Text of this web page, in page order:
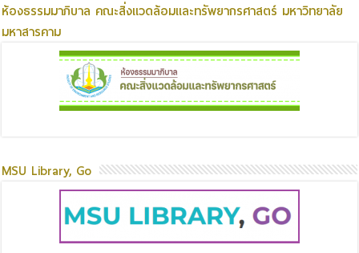
ห้องธรรมมาภิบาล คณะสิ่งแวดล้อมและทรัพยากรศาสตร์ มหาวิทยาลัย
มหาสารคาม
MSU Library, Go